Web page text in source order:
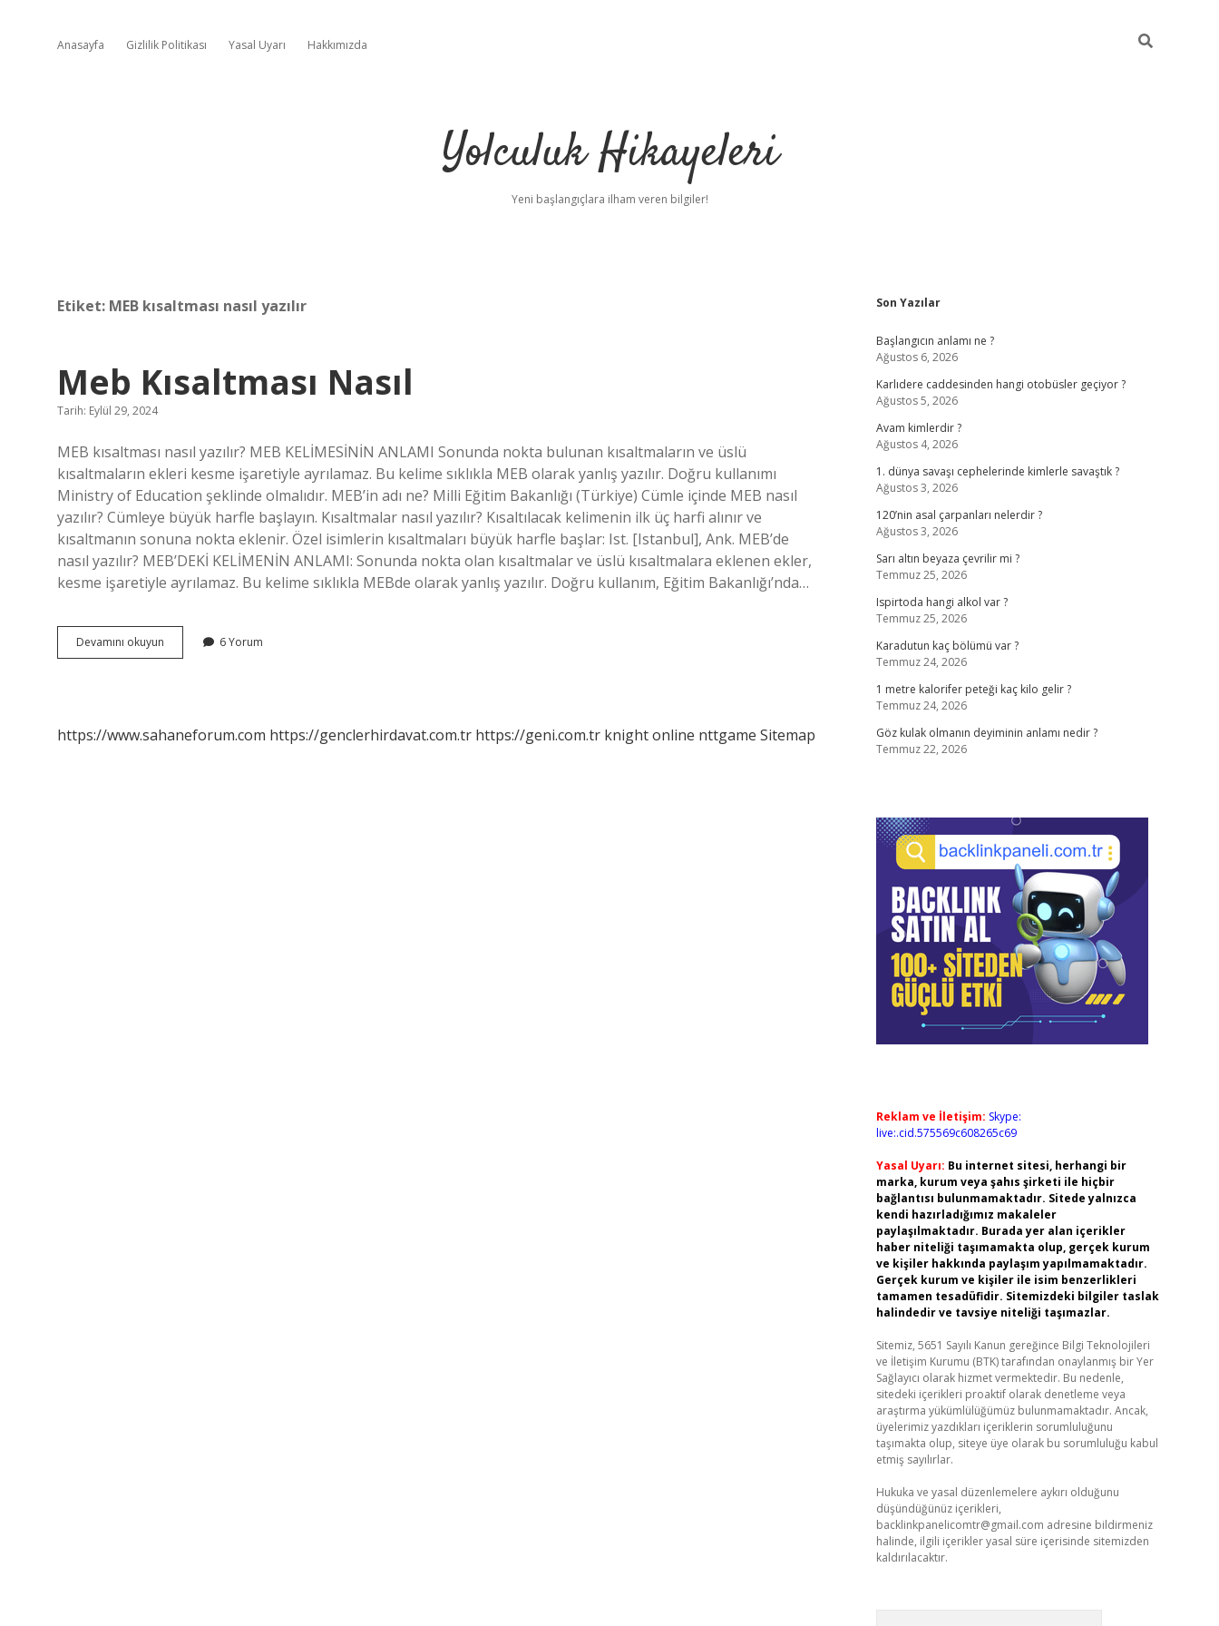
Anasayfa Gizlilik Politikası Yasal Uyarı Hakkımızda
Yolculuk Hikayeleri
Yeni başlangıçlara ilham veren bilgiler!
Etiket: MEB kısaltması nasıl yazılır
Meb Kısaltması Nasıl
Tarih: Eylül 29, 2024
MEB kısaltması nasıl yazılır? MEB KELİMESİNİN ANLAMI Sonunda nokta bulunan kısaltmaların ve üslü
kısaltmaların ekleri kesme işaretiyle ayrılamaz. Bu kelime sıklıkla MEB olarak yanlış yazılır. Doğru kullanımı
Ministry of Education şeklinde olmalıdır. MEB’in adı ne? Milli Eğitim Bakanlığı (Türkiye) Cümle içinde MEB nasıl
yazılır? Cümleye büyük harfle başlayın. Kısaltmalar nasıl yazılır? Kısaltılacak kelimenin ilk üç harfi alınır ve
kısaltmanın sonuna nokta eklenir. Özel isimlerin kısaltmaları büyük harfle başlar: Ist. [Istanbul], Ank. MEB’de
nasıl yazılır? MEB’DEKİ KELİMENİN ANLAMI: Sonunda nokta olan kısaltmalar ve üslü kısaltmalara eklenen ekler,
kesme işaretiyle ayrılamaz. Bu kelime sıklıkla MEBde olarak yanlış yazılır. Doğru kullanım, Eğitim Bakanlığı’nda…
Devamını okuyun
Kısaltması
6 Yorum
https://www.sahaneforum.com https://genclerhirdavat.com.tr https://geni.com.tr knight online nttgame Sitemap
Sidebar
Son Yazılar
Başlangıcın anlamı ne ?
Ağustos 6, 2026
Karlıdere caddesinden hangi otobüsler geçiyor ?
Ağustos 5, 2026
Avam kimlerdir ?
Ağustos 4, 2026
1. dünya savaşı cephelerinde kimlerle savaştık ?
Ağustos 3, 2026
120’nin asal çarpanları nelerdir ?
Ağustos 3, 2026
Sarı altın beyaza çevrilir mi ?
Temmuz 25, 2026
Ispirtoda hangi alkol var ?
Temmuz 25, 2026
Karadutun kaç bölümü var ?
Temmuz 24, 2026
1 metre kalorifer peteği kaç kilo gelir ?
Temmuz 24, 2026
Göz kulak olmanın deyiminin anlamı nedir ?
Temmuz 22, 2026
Reklam ve İletişim: Skype:
live:.cid.575569c608265c69
Yasal Uyarı: Bu internet sitesi, herhangi bir
marka, kurum veya şahıs şirketi ile hiçbir
bağlantısı bulunmamaktadır. Sitede yalnızca
kendi hazırladığımız makaleler
paylaşılmaktadır. Burada yer alan içerikler
haber niteliği taşımamakta olup, gerçek kurum
ve kişiler hakkında paylaşım yapılmamaktadır.
Gerçek kurum ve kişiler ile isim benzerlikleri
tamamen tesadüfidir. Sitemizdeki bilgiler taslak
halindedir ve tavsiye niteliği taşımazlar.
Sitemiz, 5651 Sayılı Kanun gereğince Bilgi Teknolojileri
ve İletişim Kurumu (BTK) tarafından onaylanmış bir Yer
Sağlayıcı olarak hizmet vermektedir. Bu nedenle,
sitedeki içerikleri proaktif olarak denetleme veya
araştırma yükümlülüğümüz bulunmamaktadır. Ancak,
üyelerimiz yazdıkları içeriklerin sorumluluğunu
taşımakta olup, siteye üye olarak bu sorumluluğu kabul
etmiş sayılırlar.
Hukuka ve yasal düzenlemelere aykırı olduğunu
düşündüğünüz içerikleri,
backlinkpanelicomtr@gmail.com adresine bildirmeniz
halinde, ilgili içerikler yasal süre içerisinde sitemizden
kaldırılacaktır.
betexper giriş